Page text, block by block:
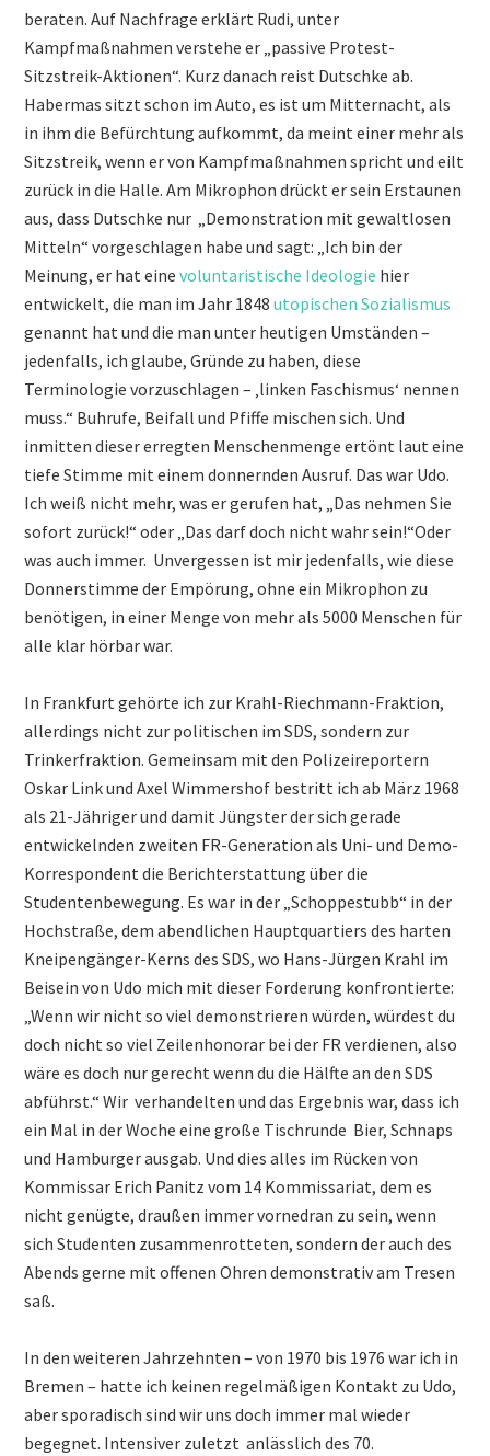
beraten. Auf Nachfrage erklärt Rudi, unter
Kampfmaßnahmen verstehe er „passive Protest-
Sitzstreik-Aktionen“. Kurz danach reist Dutschke ab.
Habermas sitzt schon im Auto, es ist um Mitternacht, als
in ihm die Befürchtung aufkommt, da meint einer mehr als
Sitzstreik, wenn er von Kampfmaßnahmen spricht und eilt
zurück in die Halle. Am Mikrophon drückt er sein Erstaunen
aus, dass Dutschke nur „Demonstration mit gewaltlosen
Mitteln“ vorgeschlagen habe und sagt: „Ich bin der
Meinung, er hat einevoluntaristische Ideologie hier
entwickelt, die man im Jahr 1848utopischen Sozialismus
genannt hat und die man unter heutigen Umständen –
jedenfalls, ich glaube, Gründe zu haben, diese
Terminologie vorzuschlagen – ‚linken Faschismus‘ nennen
muss.“ Buhrufe, Beifall und Pfiffe mischen sich. Und
inmitten dieser erregten Menschenmenge ertönt laut eine
tiefe Stimme mit einem donnernden Ausruf. Das war Udo.
Ich weiß nicht mehr, was er gerufen hat, „Das nehmen Sie
sofort zurück!“ oder „Das darf doch nicht wahr sein!“Oder
was auch immer. Unvergessen ist mir jedenfalls, wie diese
Donnerstimme der Empörung, ohne ein Mikrophon zu
benötigen, in einer Menge von mehr als 5000 Menschen für
alle klar hörbar war.
In Frankfurt gehörte ich zur Krahl-Riechmann-Fraktion,
allerdings nicht zur politischen im SDS, sondern zur
Trinkerfraktion. Gemeinsam mit den Polizeireportern
Oskar Link und Axel Wimmershof bestritt ich ab März 1968
als 21-Jähriger und damit Jüngster der sich gerade
entwickelnden zweiten FR-Generation als Uni- und Demo-
Korrespondent die Berichterstattung über die
Studentenbewegung. Es war in der „Schoppestubb“ in der
Hochstraße, dem abendlichen Hauptquartiers des harten
Kneipengänger-Kerns des SDS, wo Hans-Jürgen Krahl im
Beisein von Udo mich mit dieser Forderung konfrontierte:
„Wenn wir nicht so viel demonstrieren würden, würdest du
doch nicht so viel Zeilenhonorar bei der FR verdienen, also
wäre es doch nur gerecht wenn du die Hälfte an den SDS
abführst.“ Wir verhandelten und das Ergebnis war, dass ich
ein Mal in der Woche eine große Tischrunde Bier, Schnaps
und Hamburger ausgab. Und dies alles im Rücken von
Kommissar Erich Panitz vom 14 Kommissariat, dem es
nicht genügte, draußen immer vornedran zu sein, wenn
sich Studenten zusammenrotteten, sondern der auch des
Abends gerne mit offenen Ohren demonstrativ am Tresen
saß.
In den weiteren Jahrzehnten – von 1970 bis 1976 war ich in
Bremen – hatte ich keinen regelmäßigen Kontakt zu Udo,
aber sporadisch sind wir uns doch immer mal wieder
begegnet. Intensiver zuletzt anlässlich des 70.